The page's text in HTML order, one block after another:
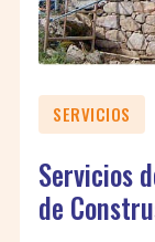
SERVICIOS
Servicios
de